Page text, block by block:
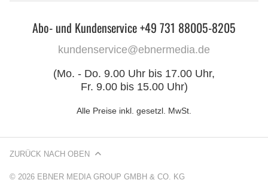
Abo- und Kundenservice +49 731 88005-8205
kundenservice@ebnermedia.de
(Mo. - Do. 9.00 Uhr bis 17.00 Uhr,
Fr. 9.00 bis 15.00 Uhr)
Alle Preise inkl. gesetzl. MwSt.
© 2026 EBNER MEDIA GROUP GMBH & CO. KG
ZURÜCK NACH OBEN